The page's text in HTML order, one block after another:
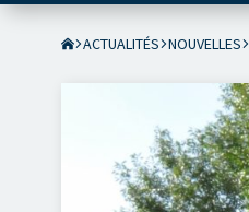
ACTUALITÉS NOUVELLES